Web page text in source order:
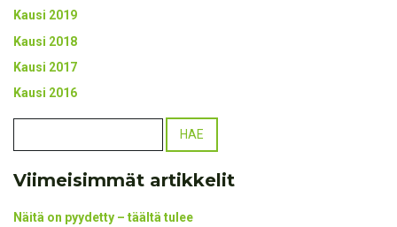
Kausi 2019
Kausi 2018
Kausi 2017
Kausi 2016
Viimeisimmät artikkelit
Näitä on pyydetty – täältä tulee